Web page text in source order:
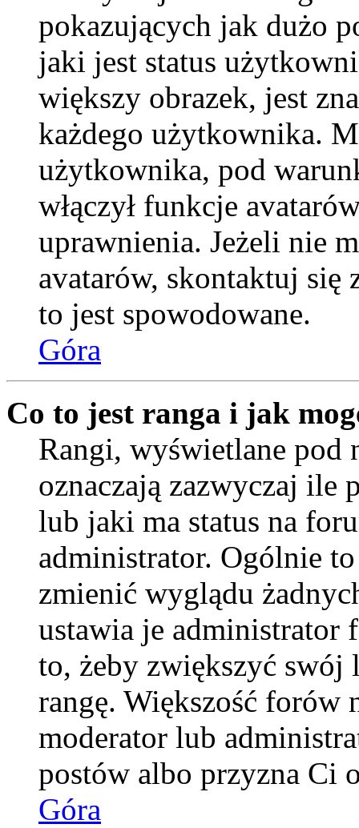
pokazujących jak dużo
jaki jest status
większy obrazek, jest
każdego użytkownika.
użytkownika, pod
włączył funkcje
uprawnienia. Jeżeli nie
avatarów, skontaktuj się
to jest spowodowane.
Góra
Co to jest ranga i jak
Rangi, wyświetlane
oznaczają zazwyczaj ile
lub jaki ma status na
administrator. Ogólnie
zmienić wyglądu
ustawia je administrator
to, żeby zwiększyć
rangę. Większość forów
moderator lub
postów albo przyzna Ci
Góra